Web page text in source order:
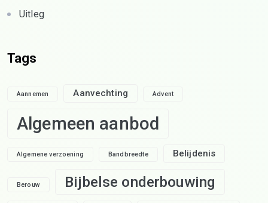
Uitleg
Tags
Aannemen Aanvechting Advent
Algemeen aanbod
Algemene verzoening Bandbreedte Belijdenis
Berouw Bijbelse onderbouwing